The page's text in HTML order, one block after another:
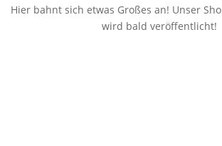
Hier bahnt sich etwas Großes an! Unser
wird bald veröffentlicht!